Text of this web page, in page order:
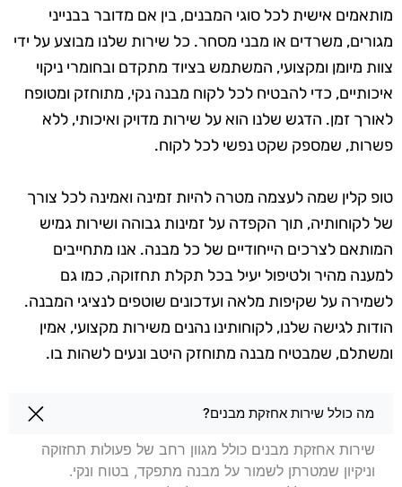
מותאמים אישית לכל סוגי המבנים, בין אם מדובר בבנייני
מגורים, משרדים או מבני מסחר. כל שירות שלנו מבוצע על ידי
צוות מיומן ומקצועי, המשתמש בציוד מתקדם ובחומרי ניקוי
איכותיים, כדי להבטיח לכל לקוח מבנה נקי, מתוחזק ומטופח
לאורך זמן. הדגש שלנו הוא על שירות מדויק ואיכותי, ללא
פשרות, שמספק שקט נפשי לכל לקוח.
טופ קלין שמה לעצמה מטרה להיות זמינה ואמינה לכל צורך
של לקוחותיה, תוך הקפדה על זמינות גבוהה ושירות גמיש
המותאם לצרכים הייחודיים של כל מבנה. אנו מתחייבים
למענה מהיר ולטיפול יעיל בכל תקלת תחזוקה, כמו גם
לשמירה על שקיפות מלאה ועדכונים שוטפים לנציגי המבנה.
הודות לגישה שלנו, לקוחותינו נהנים משירות מקצועי, אמין
ומשתלם, שמבטיח מבנה מתוחזק היטב ונעים לשהות בו.
שאלות בנושא אחזקת מבנים בשפלה
מה כולל שירות אחזקת מבנים?
שירות אחזקת מבנים כולל מגוון רחב של פעולות תחזוקה
וניקיון שמטרתן לשמור על מבנה מתפקד, בטוח ונקי.